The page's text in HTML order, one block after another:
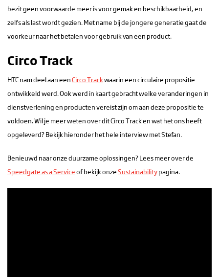
bezit geen voorwaarde meer is voor gemak en beschikbaarheid, en
zelfs als last wordt gezien. Met name bij de jongere generatie gaat de
voorkeur naar het betalen voor gebruik van een product.
Circo Track
HTC nam deel aan eenCirco Trackwaarin een circulaire propositie
ontwikkeld werd. Ook werd in kaart gebracht welke veranderingen in
dienstverlening en producten vereist zijn om aan deze propositie te
voldoen. Wil je meer weten over dit Circo Track en wat het ons heeft
opgeleverd? Bekijk hieronder het hele interview met Stefan.
Benieuwd naar onze duurzame oplossingen? Lees meer over de
Speedgate as a Serviceof bekijk onzeSustainabilitypagina.